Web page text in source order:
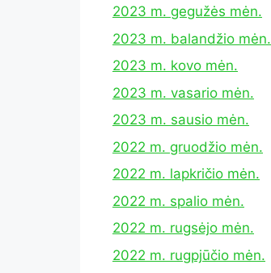
2023 m. gegužės mėn.
2023 m. balandžio mėn.
2023 m. kovo mėn.
2023 m. vasario mėn.
2023 m. sausio mėn.
2022 m. gruodžio mėn.
2022 m. lapkričio mėn.
2022 m. spalio mėn.
2022 m. rugsėjo mėn.
2022 m. rugpjūčio mėn.